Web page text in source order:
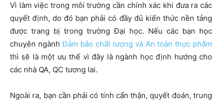
Vì làm việc trong môi trường cần chính xác khi đưa ra các
quyết định, do đó bạn phải có đầy đủ kiến thức nền tảng
được trang bị trong trường Đại học. Nếu các bạn học
chuyên ngànhĐảm bảo chất lượng và An toàn thực phẩm
thì sẽ là một ưu thế vì đây là ngành học định hướng cho
các nhà QA, QC tương lai.
Ngoài ra, bạn cần phải có tính cẩn thận, quyết đoán, trung